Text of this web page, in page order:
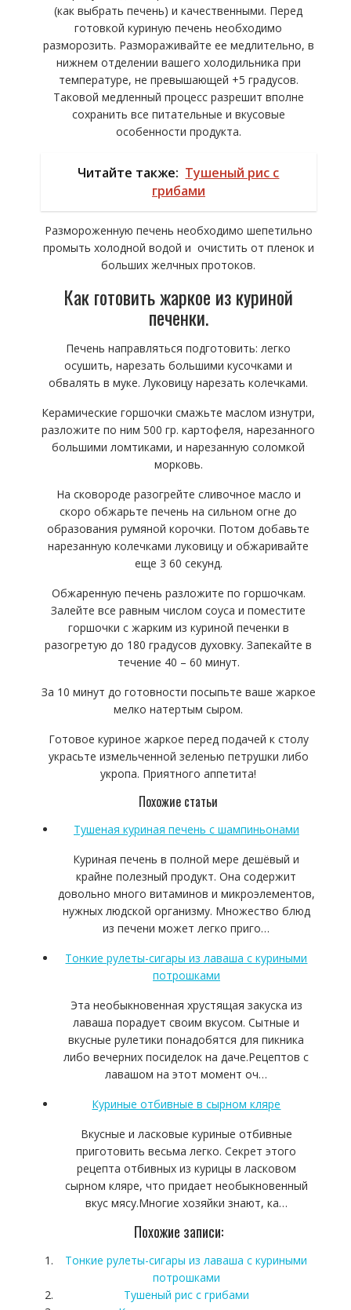
(как выбрать печень) и качественными. Перед
готовкой куриную печень необходимо
разморозить. Размораживайте ее медлительно, в
нижнем отделении вашего холодильника при
температуре, не превышающей +5 градусов.
Таковой медленный процесс разрешит вполне
сохранить все питательные и вкусовые
особенности продукта.
Читайте также: Тушеный рис с
грибами
Размороженную печень необходимо шепетильно
промыть холодной водой и очистить от пленок и
больших желчных протоков.
Как готовить жаркое из куриной
печенки.
Печень направляться подготовить: легко
осушить, нарезать большими кусочками и
обвалять в муке. Луковицу нарезать колечками.
Керамические горшочки смажьте маслом изнутри,
разложите по ним 500 гр. картофеля, нарезанного
большими ломтиками, и нарезанную соломкой
морковь.
На сковороде разогрейте сливочное масло и
скоро обжарьте печень на сильном огне до
образования румяной корочки. Потом добавьте
нарезанную колечками луковицу и обжаривайте
еще 3 60 секунд.
Обжаренную печень разложите по горшочкам.
Залейте все равным числом соуса и поместите
горшочки с жарким из куриной печенки в
разогретую до 180 градусов духовку. Запекайте в
течение 40 – 60 минут.
За 10 минут до готовности посыпьте ваше жаркое
мелко натертым сыром.
Готовое куриное жаркое перед подачей к столу
украсьте измельченной зеленью петрушки либо
укропа. Приятного аппетита!
Похожие статьи
Тушеная куриная печень с шампиньонами
Куриная печень в полной мере дешёвый и
крайне полезный продукт. Она содержит
довольно много витаминов и микроэлементов,
нужных людской организму. Множество блюд
из печени может легко приго…
Тонкие рулеты-сигары из лаваша с куриными
потрошками
Эта необыкновенная хрустящая закуска из
лаваша порадует своим вкусом. Сытные и
вкусные рулетики понадобятся для пикника
либо вечерних посиделок на даче.Рецептов с
лавашом на этот момент оч…
Куриные отбивные в сырном кляре
Вкусные и ласковые куриные отбивные
приготовить весьма легко. Секрет этого
рецепта отбивных из курицы в ласковом
сырном кляре, что придает необыкновенный
вкус мясу.Многие хозяйки знают, ка…
Похожие записи:
Тонкие рулеты-сигары из лаваша с куриными
потрошками
Тушеный рис с грибами